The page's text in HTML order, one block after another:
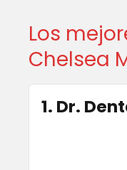
Los
Chelsea
1. Dr.